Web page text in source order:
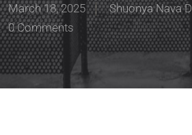
March 18, 2025
Shuonya Nava
0 Comments